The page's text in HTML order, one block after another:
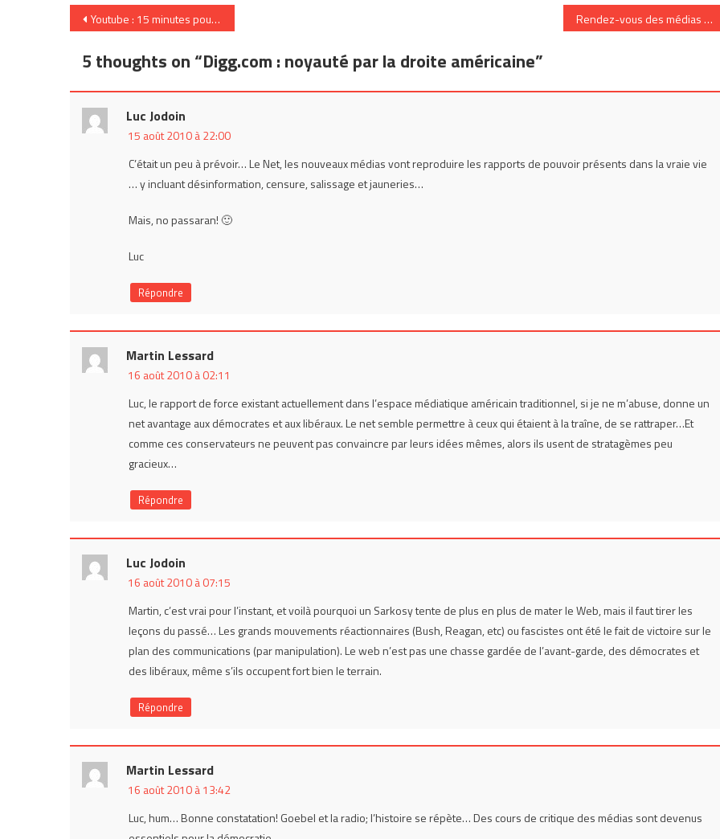
Navigation
de
l’article
Youtube : 15 minutes pour tous les usagers Rendez-vous des médias citoyens – 2e édition
5 thoughts on “Digg.com : noyauté par la droite américaine”
Luc Jodoin
15 août 2010 à 22:00
C’était un peu à prévoir… Le Net, les nouveaux médias vont reproduire les rapports de pouvoir présents dans la vraie vie
… y incluant désinformation, censure, salissage et jauneries…
Mais, no passaran! 🙂
Luc
Répondre
Martin Lessard
16 août 2010 à 02:11
Luc, le rapport de force existant actuellement dans l’espace médiatique américain traditionnel, si je ne m’abuse, donne un
net avantage aux démocrates et aux libéraux. Le net semble permettre à ceux qui étaient à la traîne, de se rattraper…Et
comme ces conservateurs ne peuvent pas convaincre par leurs idées mêmes, alors ils usent de stratagèmes peu
gracieux…
Répondre
Luc Jodoin
16 août 2010 à 07:15
Martin, c’est vrai pour l’instant, et voilà pourquoi un Sarkosy tente de plus en plus de mater le Web, mais il faut tirer les
leçons du passé… Les grands mouvements réactionnaires (Bush, Reagan, etc) ou fascistes ont été le fait de victoire sur le
plan des communications (par manipulation). Le web n’est pas une chasse gardée de l’avant-garde, des démocrates et
des libéraux, même s’ils occupent fort bien le terrain.
Répondre
Martin Lessard
16 août 2010 à 13:42
Luc, hum… Bonne constatation! Goebel et la radio; l’histoire se répète… Des cours de critique des médias sont devenus